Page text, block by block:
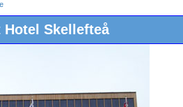
Hotel Skellefteå